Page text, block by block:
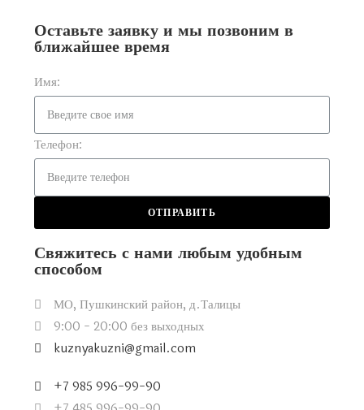
Оставьте заявку и мы позвоним в
ближайшее время
Имя:
Телефон:
ОТПРАВИТЬ
Свяжитесь с нами любым удобным
способом
МО, Пушкинский район, д.Талицы
9:00 - 20:00 без выходных
kuznyakuzni@gmail.com
+7 985 996-99-90